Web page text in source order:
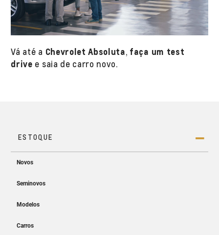
Vá até a Chevrolet Absoluta, faça um test
drive e saia de carro novo.